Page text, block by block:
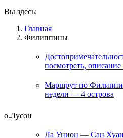
Вы здесь:
Главная
Филиппины
посмотреть,
Маршрут по
недели — 4 острова
о.Лусон
Ла Унион — Сан Хуан.